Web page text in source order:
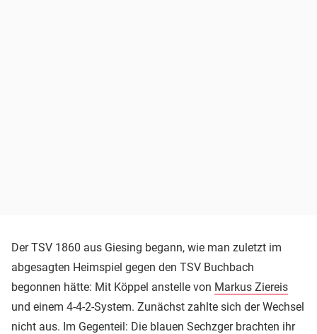
Der TSV 1860 aus Giesing begann, wie man zuletzt im
abgesagten Heimspiel gegen den TSV Buchbach
begonnen hätte: Mit Köppel anstelle von Markus Ziereis
und einem 4-4-2-System. Zunächst zahlte sich der Wechsel
nicht aus. Im Gegenteil: Die blauen Sechzger brachten ihr